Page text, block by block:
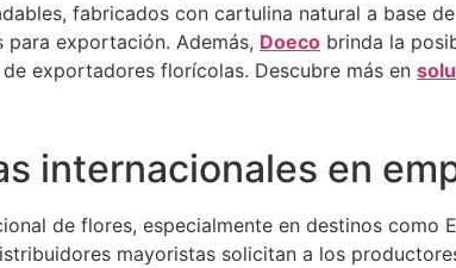
fabricados con cartulina natural a base
para exportación. Además, Doeco brinda la
exportadores florícolas. Descubre más en
internacionales en
de flores, especialmente en destinos
mayoristas solicitan a los